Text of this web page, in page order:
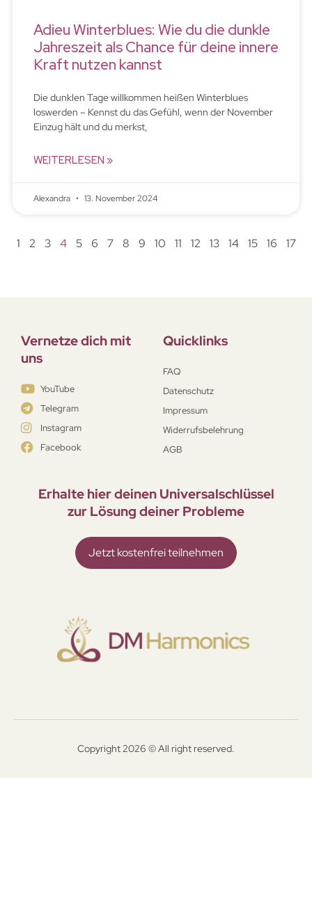
Adieu Winterblues: Wie du die dunkle
Jahreszeit als Chance für deine innere
Kraft nutzen kannst
Die dunklen Tage willkommen heißen Winterblues
loswerden – Kennst du das Gefühl, wenn der November
Einzug hält und du merkst,
WEITERLESEN »
Alexandra 13. November 2024
1 2 3 4 5 6 7 8 9 10 11 12 13 14 15 16 17
Vernetze dich mit
uns
YouTube
Telegram
Instagram
Facebook
Quicklinks
FAQ
Datenschutz
Impressum
Widerrufsbelehrung
AGB
Erhalte hier deinen Universal­schlüssel
zur Lösung deiner Probleme
Jetzt kostenfrei teilnehmen
Copyright 2026 © All right reserved.